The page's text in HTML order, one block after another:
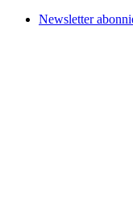
Newsletter